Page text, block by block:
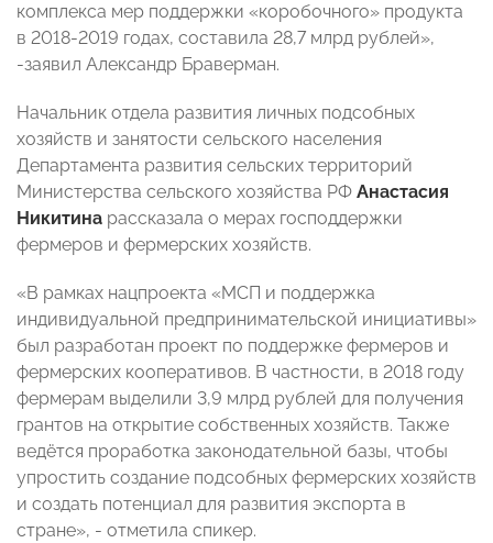
комплекса мер поддержки «коробочного» продукта
в 2018-2019 годах, составила 28,7 млрд рублей»,
-заявил Александр Браверман.
Начальник отдела развития личных подсобных
хозяйств и занятости сельского населения
Департамента развития сельских территорий
Министерства сельского хозяйства РФ Анастасия
Никитина рассказала о мерах господдержки
фермеров и фермерских хозяйств.
«В рамках нацпроекта «МСП и поддержка
индивидуальной предпринимательской инициативы»
был разработан проект по поддержке фермеров и
фермерских кооперативов. В частности, в 2018 году
фермерам выделили 3,9 млрд рублей для получения
грантов на открытие собственных хозяйств. Также
ведётся проработка законодательной базы, чтобы
упростить создание подсобных фермерских хозяйств
и создать потенциал для развития экспорта в
стране», - отметила спикер.